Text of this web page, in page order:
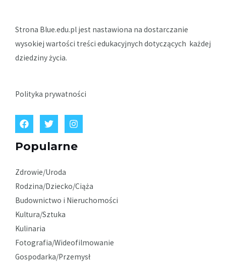
Strona Blue.edu.pl jest nastawiona na dostarczanie
wysokiej wartości treści edukacyjnych dotyczących każdej
dziedziny życia.
Polityka prywatności
Popularne
Zdrowie/Uroda
Rodzina/Dziecko/Ciąża
Budownictwo i Nieruchomości
Kultura/Sztuka
Kulinaria
Fotografia/Wideofilmowanie
Gospodarka/Przemysł